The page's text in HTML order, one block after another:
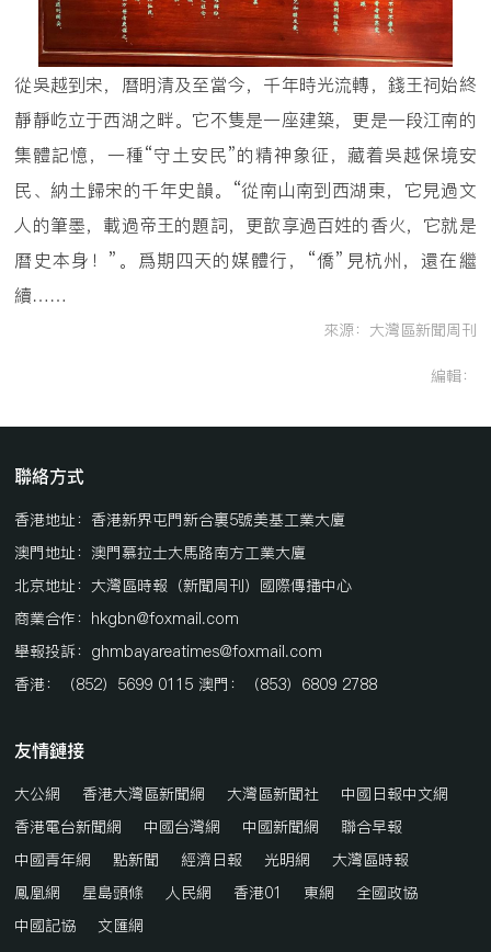
從吳越到宋，曆明清及至當今，千年時光流轉，錢王祠始終
靜靜屹立于西湖之畔。它不隻是一座建築，更是一段江南的
集體記憶，一種“守土安民”的精神象征，藏着吳越保境安
民、納土歸宋的千年史韻。“從南山南到西湖東，它見過文
人的筆墨，載過帝王的題詞，更歆享過百姓的香火，它就是
曆史本身！”。爲期四天的媒體行，“僑”見杭州，還在繼
續……
來源：大灣區新聞周刊
編輯：
聯絡方式
香港地址：香港新界屯門新合裏5號美基工業大廈
澳門地址：澳門慕拉士大馬路南方工業大廈
北京地址：大灣區時報（新聞周刊）國際傳播中心
商業合作：hkgbn@foxmail.com
舉報投訴：ghmbayareatimes@foxmail.com
香港：（852）5699 0115 澳門：（853）6809 2788
友情鏈接
大公網 香港大灣區新聞網 大灣區新聞社
中國日報中文網
香港電台新聞網
中國台灣網 中國新聞網
聯合早報
中國青年網
點新聞 經濟日報 光明網
大灣區時報
鳳凰網
星島頭條 人民網 香港01 東網
全國政協
中國記協
文匯網